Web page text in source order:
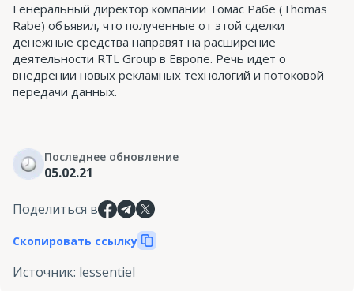
Генеральный директор компании Томас Рабе (Thomas
Rabe) объявил, что полученные от этой сделки
денежные средства направят на расширение
деятельности RTL Group в Европе. Речь идет о
внедрении новых рекламных технологий и потоковой
передачи данных.
Последнее обновление
05.02.21
Поделиться в
Скопировать ссылку
Источник: lessentiel